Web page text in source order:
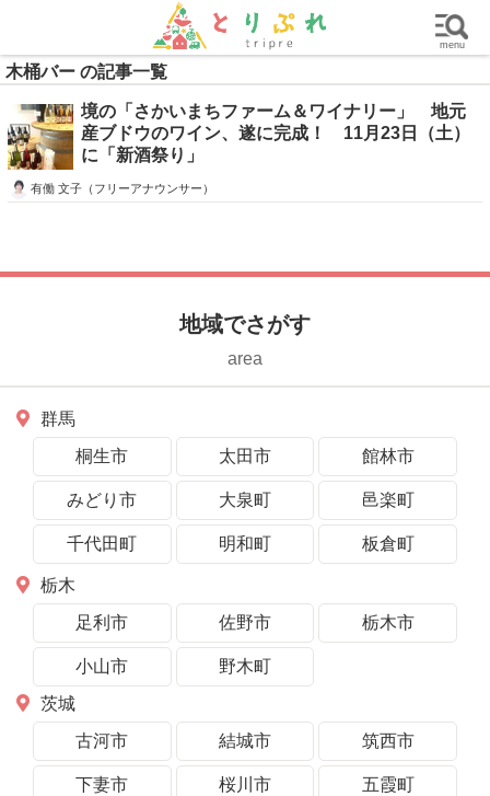
茨城 グルメ 買い物 子育て
木桶バー の記事一覧
境の「さかいまちファーム＆ワイナリー」 地元
産ブドウのワイン、遂に完成！ 11月23日（土）
に「新酒祭り」
有働 文子（フリーアナウンサー）
地域でさがす
area
群馬
桐生市
太田市 館林市
みどり市 大泉町 邑楽町
千代田町 明和町 板倉町
栃木
足利市
佐野市 栃木市
小山市
野木町
茨城
古河市
結城市 筑西市
下妻市 桜川市 五霞町
menu